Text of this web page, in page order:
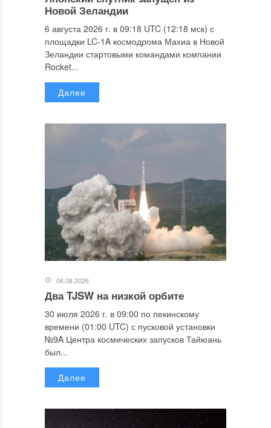
Новой Зеландии
6 августа 2026 г. в 09:18 UTC (12:18 мск) с
площадки LC-1A космодрома Махиа в Новой
Зеландии стартовыми командами компании
Rocket...
Далее
06.08.2026
Два TJSW на низкой орбите
30 июля 2026 г. в 09:00 по пекинскому
времени (01:00 UTC) с пусковой установки
№9A Центра космических запусков Тайюань
был...
Далее